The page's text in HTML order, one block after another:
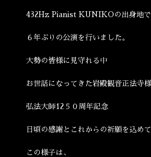
432Hz Pianist KUNIKOの出身地で
６年ぶりの公演を行いました。
大勢の皆様に見守れる中
お世話になってきた岩殿観音正法寺
弘法大師12５０周年記念
日頃の感謝とこれからの祈願を込め
この様子は、